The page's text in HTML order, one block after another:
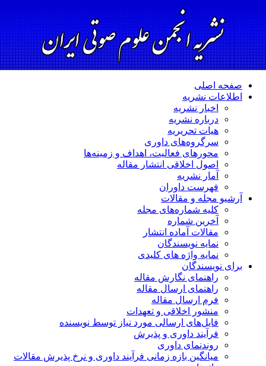
اصلی
نشریه
اخبار نشریه
درباره نشریه
هیات تحریریه
سرگروه‌های داوری
محورهای فعالیت، اهداف و زمینه‌ها
اصول اخلاقی انتشار مقاله
آمار نشریه
فهرست داوران
مجله و مقالات
کلیه شماره‌های مجله
آخرین شماره
مقالات آماده انتشار
نمایه نویسندگان
نمایه واژه های کلیدی
نویسندگان
راهنمای نگارش مقاله
راهنمای ارسال مقاله
فرم ارسال مقاله
منشور اخلاقی و تعهدات
فایل‌های ارسالی مورد نیاز توسط نویسنده
فرآیند داوری و پذیرش
روندنمای داوری
میانگین بازه زمانی فرآیند داوری و نرخ پذیرش مقالات